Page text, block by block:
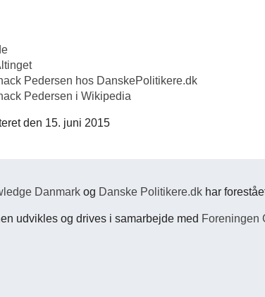
Pedersen hos DanskePolitikere.dk
Pedersen i Wikipedia
den 15. juni 2015
Danmark og Danske Politikere.dk har
udvikles og drives i samarbejde med Foreningen